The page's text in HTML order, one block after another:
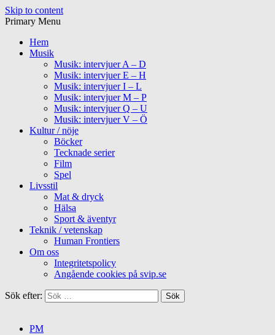
Skip to content
Primary Menu
Hem
Musik
Musik: intervjuer A – D
Musik: intervjuer E – H
Musik: intervjuer I – L
Musik: intervjuer M – P
Musik: intervjuer Q – U
Musik: intervjuer V – Ö
Kultur / nöje
Böcker
Tecknade serier
Film
Spel
Livsstil
Mat & dryck
Hälsa
Sport & äventyr
Teknik / vetenskap
Human Frontiers
Om oss
Integritetspolicy
Angående cookies på svip.se
Sök efter:
PM